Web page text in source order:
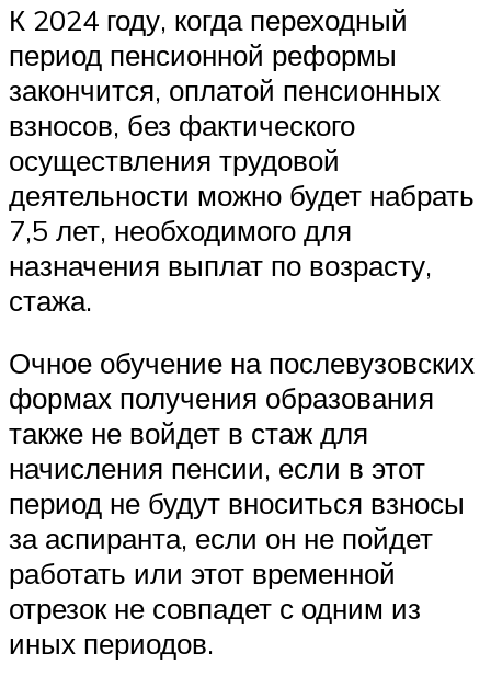
К 2024 году, когда переходный
период пенсионной реформы
закончится, оплатой пенсионных
взносов, без фактического
осуществления трудовой
деятельности можно будет набрать
7,5 лет, необходимого для
назначения выплат по возрасту,
стажа.
Очное обучение на послевузовских
формах получения образования
также не войдет в стаж для
начисления пенсии, если в этот
период не будут вноситься взносы
за аспиранта, если он не пойдет
работать или этот временной
отрезок не совпадет с одним из
иных периодов.